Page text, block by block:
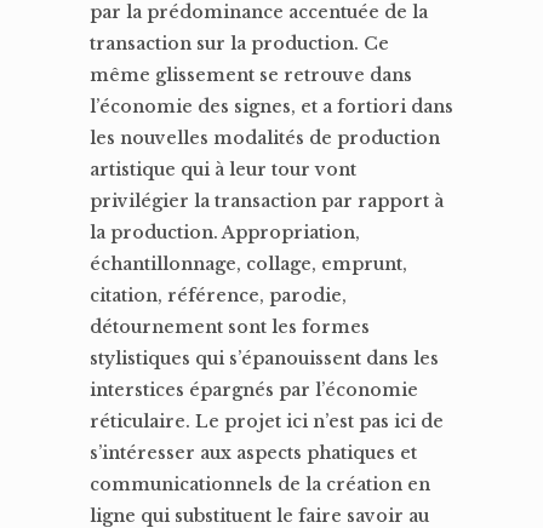
par la prédominance accentuée de la
transaction sur la production. Ce
même glissement se retrouve dans
l’économie des signes, et a fortiori dans
les nouvelles modalités de production
artistique qui à leur tour vont
privilégier la transaction par rapport à
la production. Appropriation,
échantillonnage, collage, emprunt,
citation, référence, parodie,
détournement sont les formes
stylistiques qui s’épanouissent dans les
interstices épargnés par l’économie
réticulaire. Le projet ici n’est pas ici de
s’intéresser aux aspects phatiques et
communicationnels de la création en
ligne qui substituent le faire savoir au